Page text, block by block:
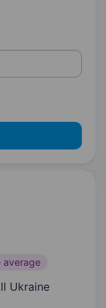
average
Ukraine